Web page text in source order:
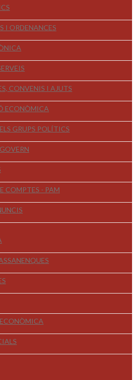
I ORDENANCES
CONVENIS I AJUTS
ECONÒMICA
GRUPS POLÍTICS
COMPTES - PAM